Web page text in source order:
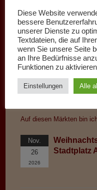
Auf diesen Märkten bin
Nov.
26
2026
Stadtplatz
Diese Website
bessere
unserer Dienste zu
Textdateien, die auf
wenn Sie unsere Seite
an Ihre Bedürfnisse
Funktionen zu
Einstellungen Alle